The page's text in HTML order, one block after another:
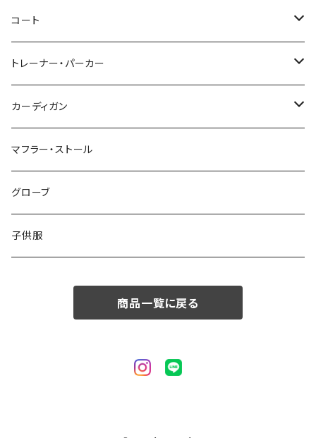
46/M
48/L
50/XL～
～44/S
46/M
48/L
50/XL～
コート
～44/S
46/M
48/L
50/XL～
トレーナー・パーカー
～44/S
46/M
48/L
50/XL～
カーディガン
～44/S
46/M
48/L
マフラー・ストール
グローブ
子供服
商品一覧に戻る